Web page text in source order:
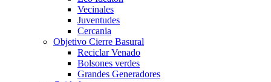
Vecinales
Juventudes
Cercania
Objetivo Cierre Basural
Reciclar Venado
Bolsones verdes
Grandes Generadores